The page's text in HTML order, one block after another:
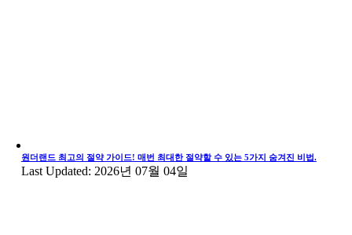
원더랜드 최고의 절약 가이드! 매번 최대한 절약할 수 있는 5가지 숨겨진 비법.
Last Updated: 2026년 07월 04일